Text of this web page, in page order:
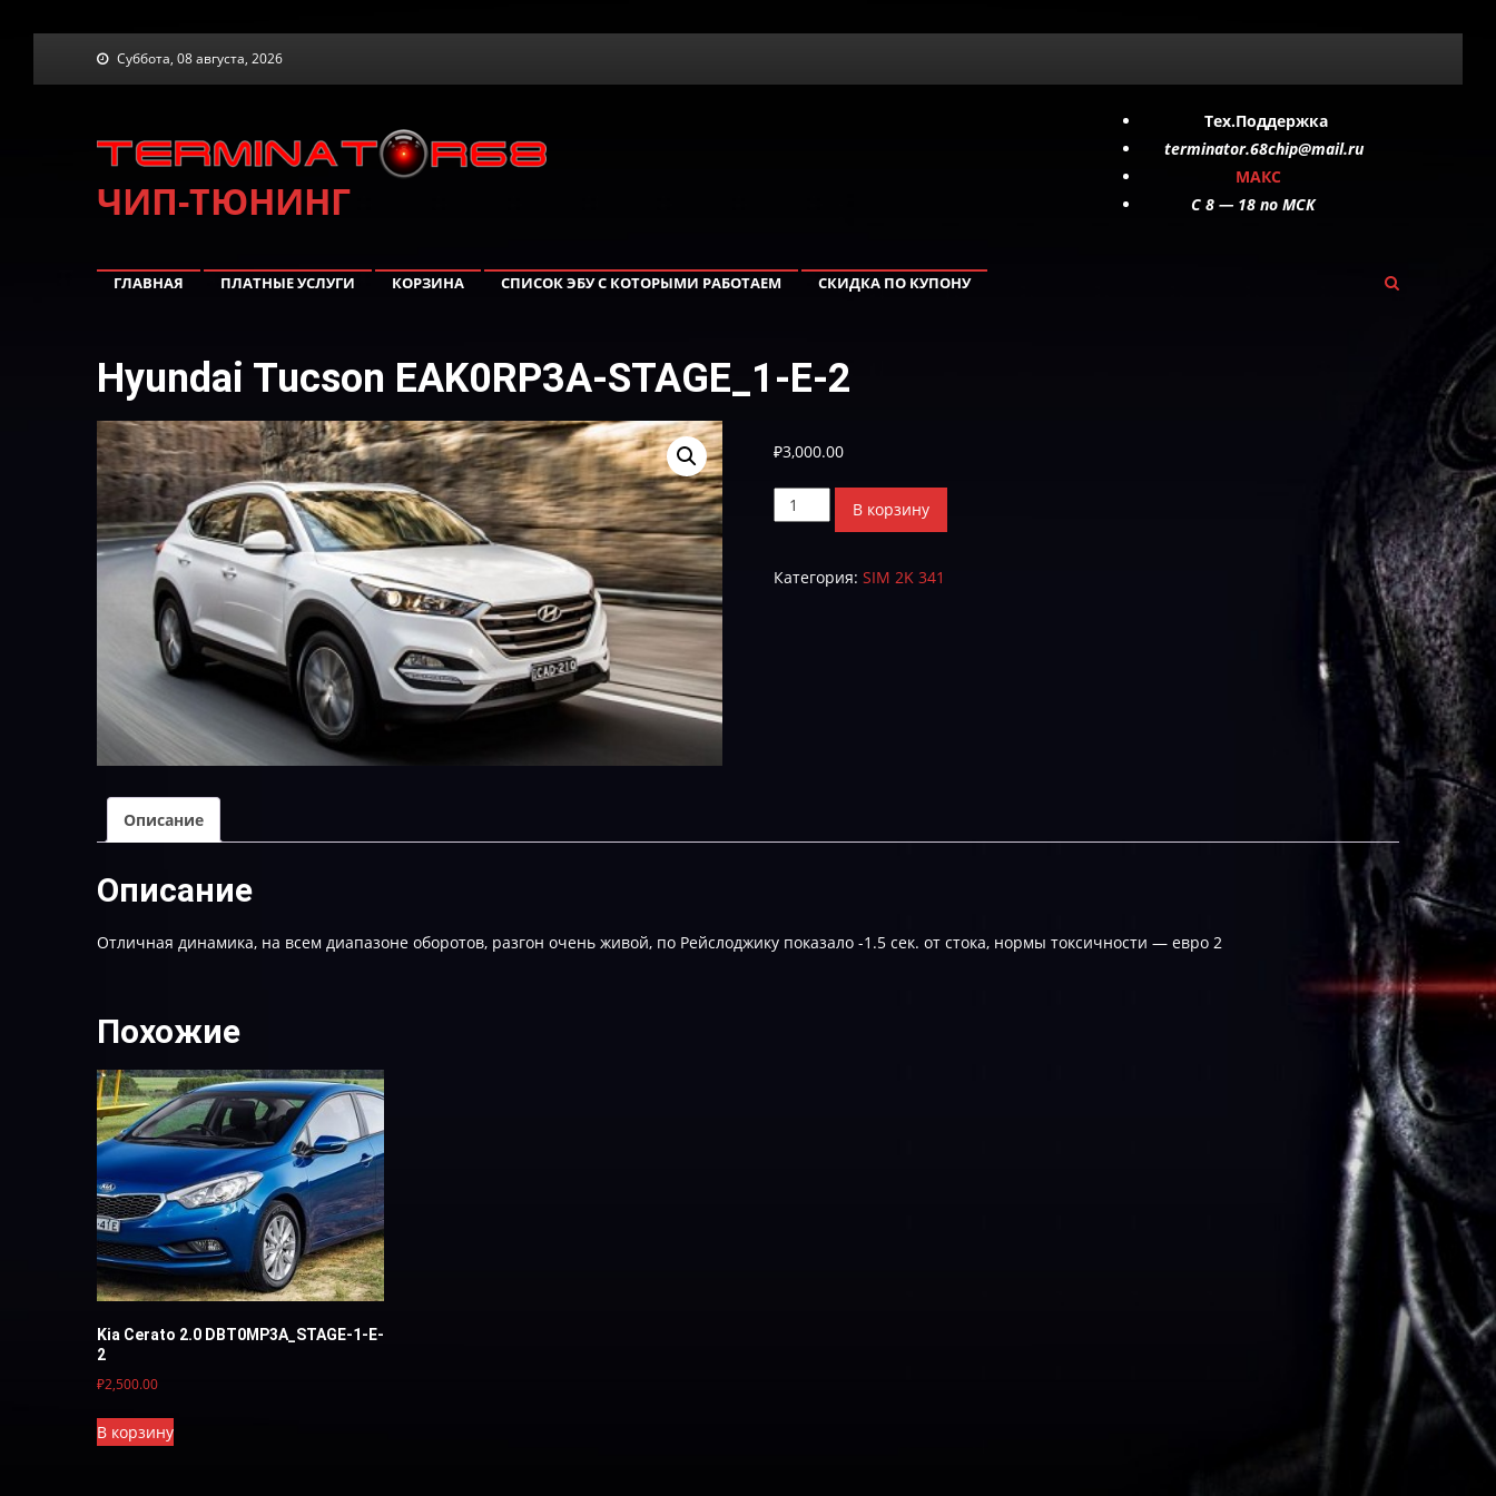
Суббота, 08 августа, 2026
ЧИП-ТЮНИНГ
Тех.Поддержка
terminator.68chip@mail.ru
МАКС
C 8 — 18 по МСК
ГЛАВНАЯ ПЛАТНЫЕ УСЛУГИ КОРЗИНА СПИСОК ЭБУ С КОТОРЫМИ РАБОТАЕМ СКИДКА ПО КУПОНУ
Hyundai Tucson EAK0RP3A-STAGE_1-E-2
₽3,000.00
Количество
товара
Tucson
В корзину
Категория:SIM 2K 341
Описание
Описание
Отличная динамика, на всем диапазоне оборотов, разгон очень живой, по Рейслоджику показало -1.5 сек. от стока, нормы токсичности — евро 2
Похожие
Kia Cerato 2.0 DBT0MP3A_STAGE-1-E-
2
₽2,500.00
В корзину